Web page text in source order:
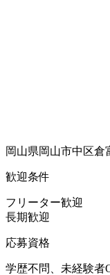
岡山県岡山市中区倉
歓迎条件
フリーター歓迎
長期歓迎
応募資格
学歴不問、未経験者